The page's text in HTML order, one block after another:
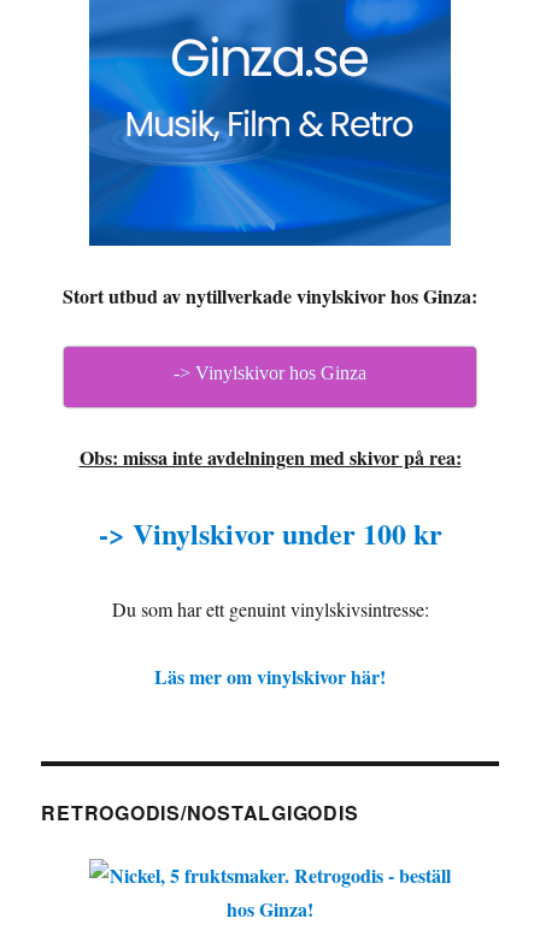
Stort utbud av nytillverkade vinylskivor hos Ginza:
-> Vinylskivor hos Ginza
Obs: missa inte avdelningen med skivor på rea:
-> Vinylskivor under 100 kr
Du som har ett genuint vinylskivsintresse:
Läs mer om vinylskivor här!
RETROGODIS/NOSTALGIGODIS